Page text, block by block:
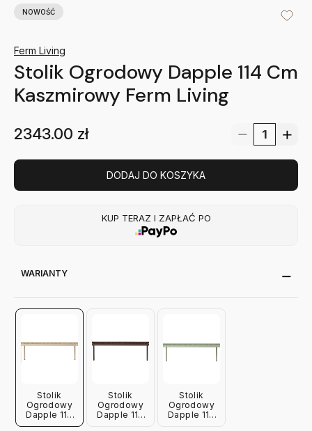
NOWOŚĆ
Ferm Living
Stolik Ogrodowy Dapple 114 Cm
Kaszmirowy Ferm Living
2343.00 zł
DODAJ DO KOSZYKA
KUP TERAZ I ZAPŁAĆ PO
WARIANTY
Stolik
Ogrodowy
Dapple 114
Cm
Stolik
Ogrodowy
Dapple 114
Stolik
Ogrodowy
Dapple 114